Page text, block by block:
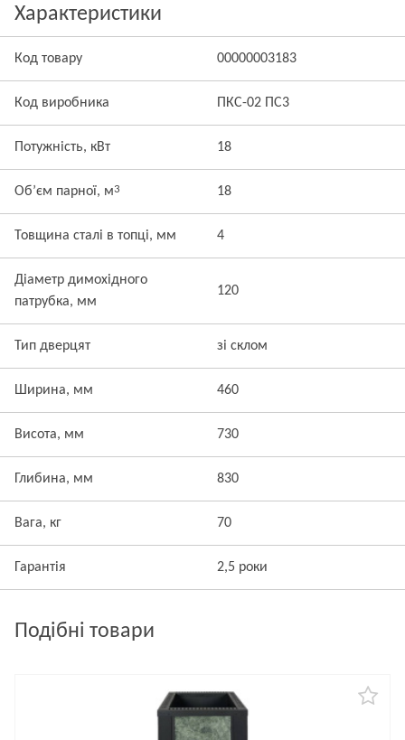
Характеристики
Код товару 00000003183
Код виробника ПКС-02 ПС3
Потужність, кВт 18
Об’єм парної, м3 18
Товщина сталі в топці, мм 4
Діаметр димохідного
патрубка, мм
120
Тип дверцят зі склом
Ширина, мм 460
Висота, мм 730
Глибина, мм 830
Вага, кг 70
Гарантія 2,5 роки
Подібні товари